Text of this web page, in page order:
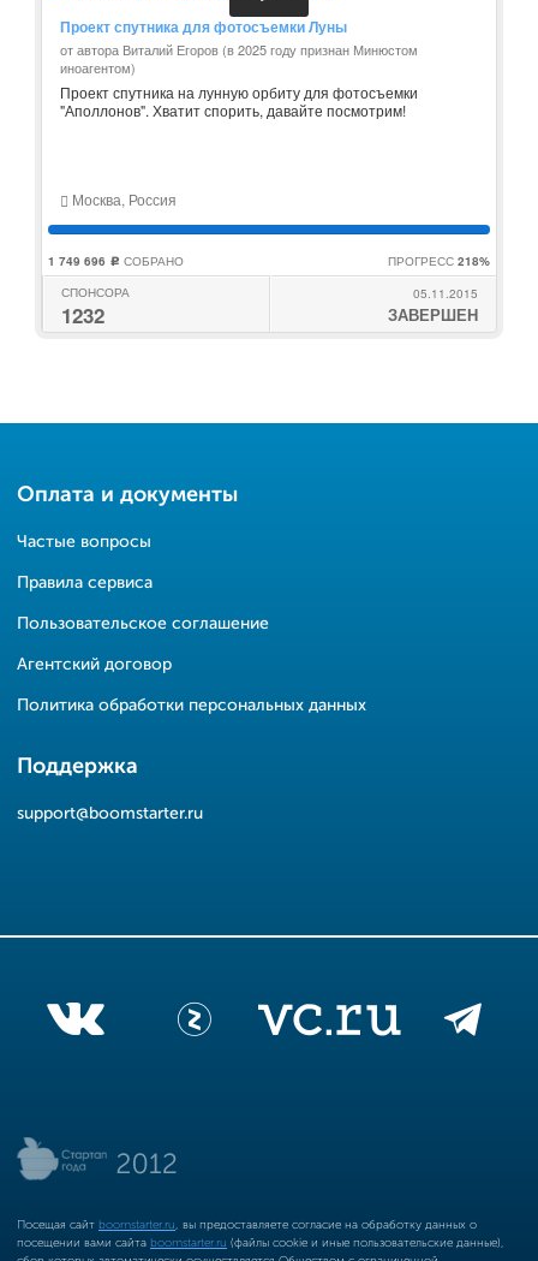
Проект спутника для фотосъемки Луны
от автора Виталий Егоров (в 2025 году признан Минюстом
иноагентом)
Проект спутника на лунную орбиту для фотосъемки
"Аполлонов". Хватит спорить, давайте посмотрим!
Москва, Россия
1 749 696 c СОБРАНО ПРОГРЕСС 218%
СПОНСОРА
1232
05.11.2015
ЗАВЕРШЕН
Оплата и документы
Частые вопросы
Правила сервиса
Пользовательское соглашение
Агентский договор
Политика обработки персональных данных
Поддержка
support@boomstarter.ru
Посещая сайт boomstarter.ru , вы предоставляете согласие на обработку данных о
посещении вами сайта boomstarter.ru (файлы cookie и иные пользовательские данные),